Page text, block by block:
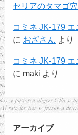
セリアのタマゴ
コミネ JK-179
に おざさん より
コミネ JK-179
に maki より
アーカイブ